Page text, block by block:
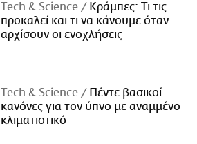
Τech & Science
Κράμπες: Τι τις
προκαλεί και τι να κάνουμε όταν
αρχίσουν οι ενοχλήσεις
Τech & Science
Πέντε βασικοί
κανόνες για τον ύπνο με αναμμένο
κλιματιστικό